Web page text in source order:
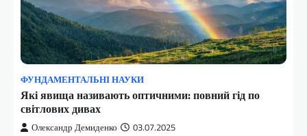
ФУНДАМЕНТАЛЬНІ НАУКИ
Які явища називають оптичними: повний гід по
світлових дивах
Олександр Демиденко 03.07.2025